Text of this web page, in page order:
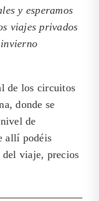
y esperamos
viajes privados
de los circuitos
donde se
de
allí podéis
del viaje, precios